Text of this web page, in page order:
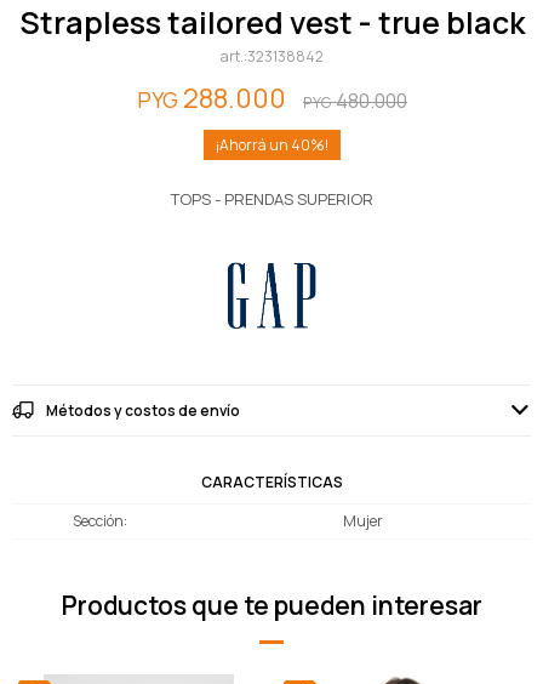
strapless tailored vest - true black
323138842
PYG 288.000 PYG480.000
40
TOPS - PRENDAS SUPERIOR
Métodos y costos de envío
CARACTERÍSTICAS
Sección
Mujer
Productos que te pueden interesar